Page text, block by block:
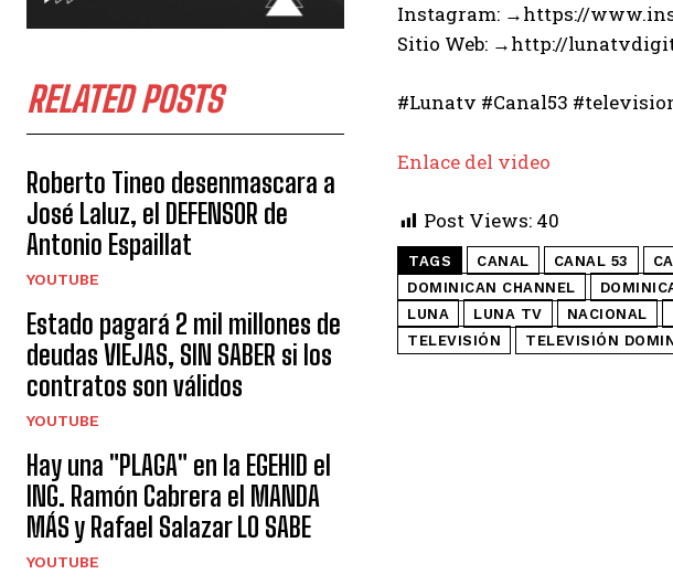
RELATED POSTS
Roberto Tineo desenmascara a
José Laluz, el DEFENSOR de
Antonio Espaillat
YOUTUBE
Estado pagará 2 mil millones de
deudas VIEJAS, SIN SABER si los
contratos son válidos
YOUTUBE
Hay una "PLAGA" en la EGEHID el
ING. Ramón Cabrera el MANDA
MÁS y Rafael Salazar LO SABE
YOUTUBE
Instagram: →https://
Sitio Web: →http://
#Lunatv #Canal53
Enlace del video
Post Views: 40
TAGS CANAL CANAL 53
DOMINICAN CHANNEL
LUNA
LUNA TV NACIONAL
TELEVISIÓN
TELEVISIÓN